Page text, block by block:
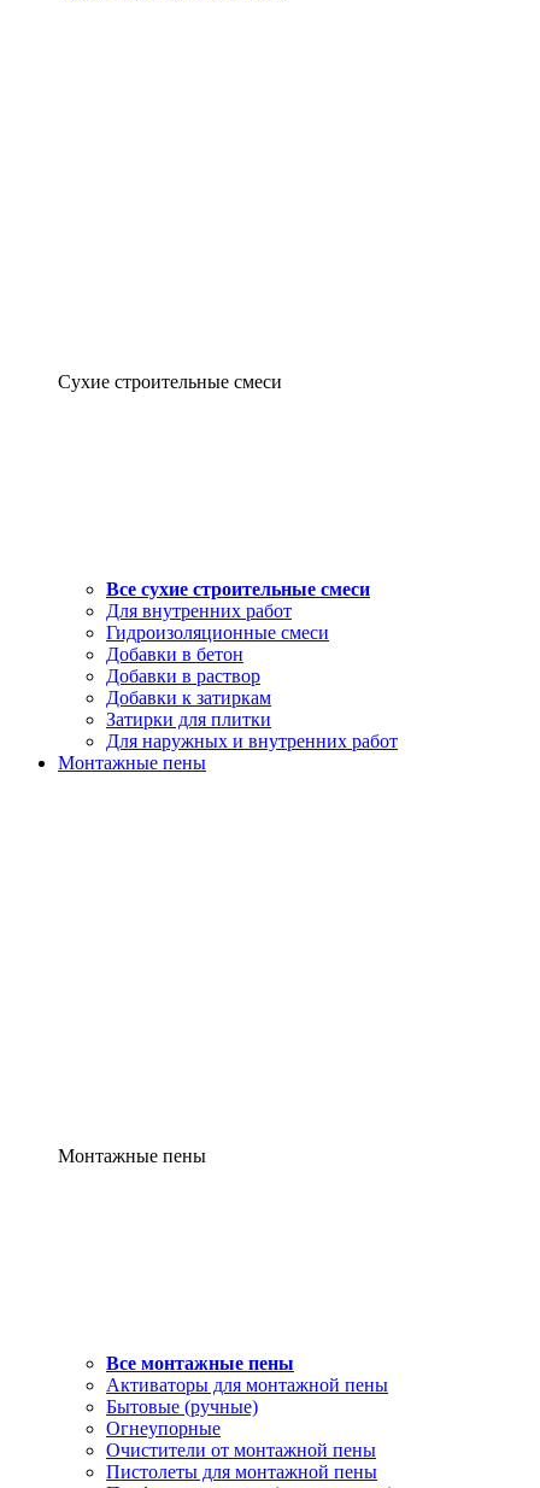
Сухие строительные смеси
Все сухие строительные смеси
Для внутренних работ
Гидроизоляционные смеси
Добавки в бетон
Добавки в раствор
Добавки к затиркам
Затирки для плитки
Для наружных и внутренних работ
Монтажные пены
Монтажные пены
Все монтажные пены
Активаторы для монтажной пены
Бытовые (ручные)
Огнеупорные
Очистители от монтажной пены
Пистолеты для монтажной пены